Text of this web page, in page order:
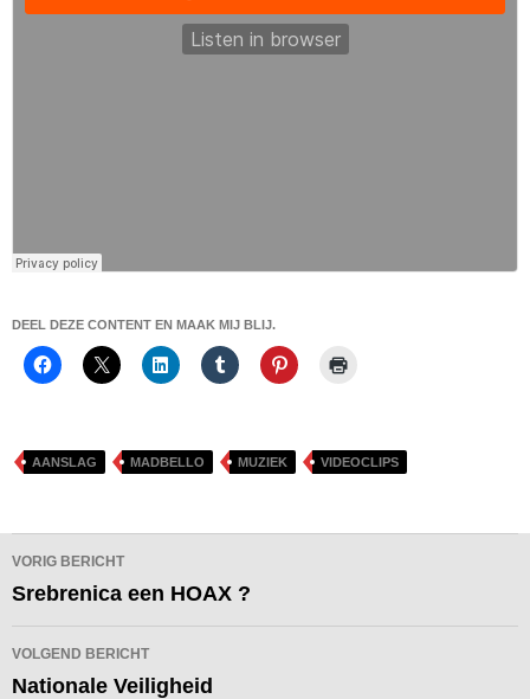
DEEL DEZE CONTENT EN MAAK MIJ BLIJ.
AANSLAG MADBELLO MUZIEK VIDEOCLIPS
Bericht
navigatie
VORIG BERICHT
Srebrenica een HOAX ?
VOLGEND BERICHT
Nationale Veiligheid